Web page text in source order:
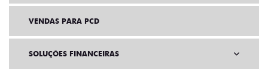
VENDAS PARA PCD
SOLUÇÕES FINANCEIRAS